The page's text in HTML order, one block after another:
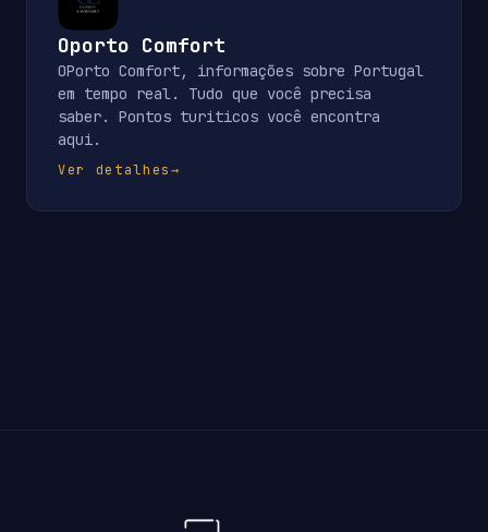
Oporto Comfort
OPorto Comfort, informações sobre Portugal
em tempo real. Tudo que você precisa
saber. Pontos turiticos você encontra
aqui.
Ver detalhes→